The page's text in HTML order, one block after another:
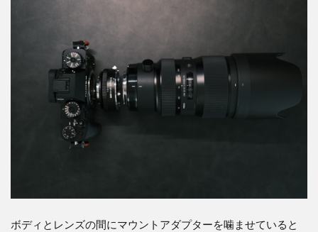
ボディとレンズの間にマウントアダプターを噛ませていると